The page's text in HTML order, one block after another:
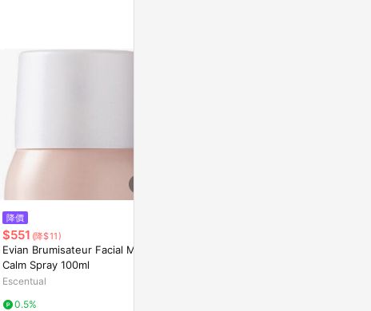
降價
$551 (降$11)
Evian Brumisateur Facial Mist
Calm Spray 100ml
Escentual
0.5%